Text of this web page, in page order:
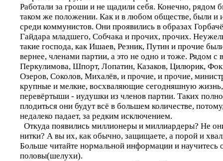
Работали за гроши и не щадили себя. Конечно, рядом
таком же положении. Как и в любом обществе, были и
среди коммунистов. Они проявились в образах
Гайдара младшего, Собчака и прочих, прочих.
такие господа, как Ишаев, Резник, Путин и прочие
вернее, членами партии, а это не одно и тоже. Рядом с
Перкулимова, Шпорт, Лопатин, Казаков, Цилюрик,
Озеров, Соколов, Михалёв, и прочие, и прочие,
крупные и мелкие, восхваляющие сегодняшную жизнь,
перевёртыши - иудушки из членов партии. Таких
плодиться они будут всё в большем количестве,
недалеко падает, за редким исключением.
Откуда появились миллионеры и миллиардеры? Не
нитки? А вы их, как обычно, защищаете, а порой и
Больше читайте нормальной информации и научитесь
половы(шелухи).